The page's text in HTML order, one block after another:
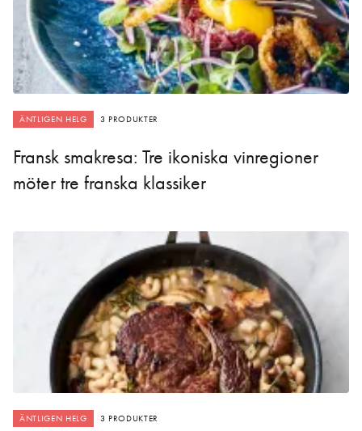
ÄNTLIGEN HELG 3 PRODUKTER
Fransk smakresa: Tre ikoniska vinregioner
möter tre franska klassiker
ÄNTLIGEN HELG 3 PRODUKTER